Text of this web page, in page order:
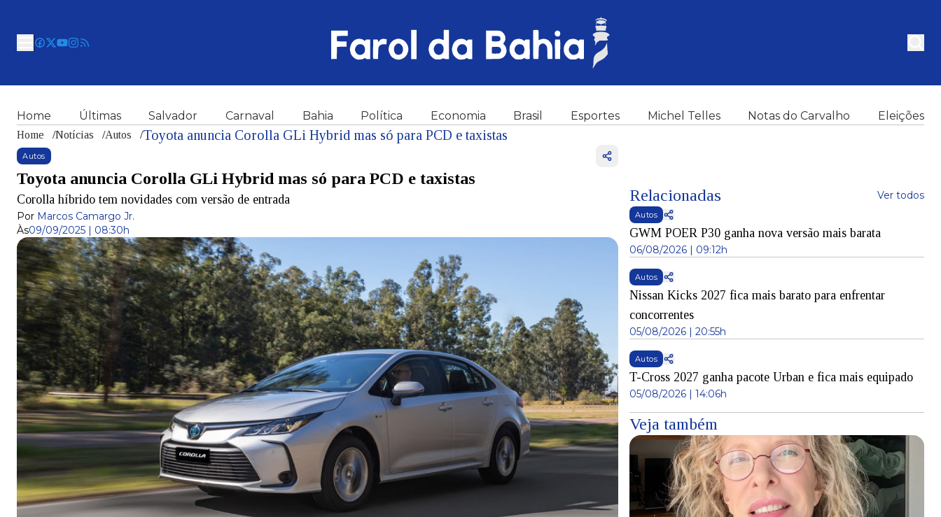
Home Últimas Salvador Carnaval Bahia Política Economia Brasil Esportes Michel Telles Notas do Carvalho Eleições
Home /Notícias /Autos /Toyota anuncia Corolla GLi Hybrid mas só para PCD e taxistas
Autos
Toyota anuncia Corolla GLi Hybrid mas só para PCD e taxistas
Corolla híbrido tem novidades com versão de entrada
Por Marcos Camargo Jr.
Às09/09/2025 | 08:30h
Relacionadas Ver todos
Autos
GWM POER P30 ganha nova versão mais barata
06/08/2026 | 09:12h
Autos
Nissan Kicks 2027 fica mais barato para enfrentar
concorrentes
05/08/2026 | 20:55h
Autos
T-Cross 2027 ganha pacote Urban e fica mais equipado
05/08/2026 | 14:06h
Veja também